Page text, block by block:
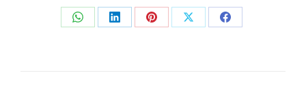
Share Share Share Share Share